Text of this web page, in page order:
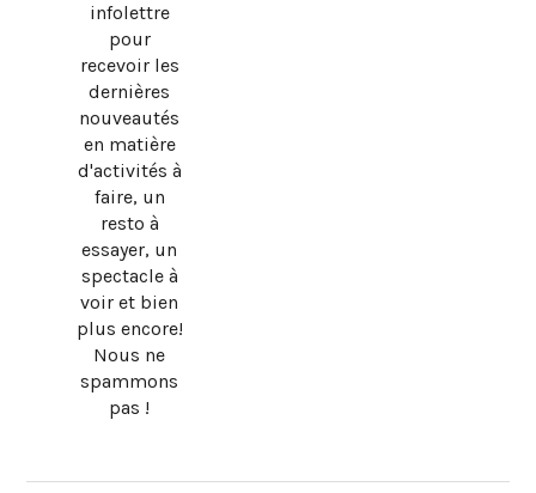
infolettre
pour
recevoir les
dernières
nouveautés
en matière
d'activités à
faire, un
resto à
essayer, un
spectacle à
voir et bien
plus encore!
Nous ne
spammons
pas !